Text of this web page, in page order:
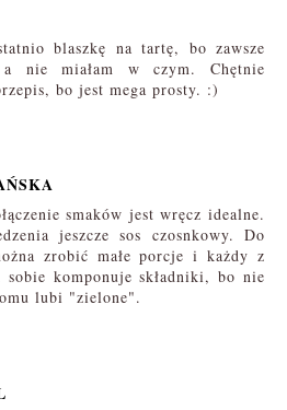
blaszkę na tartę, bo zawsze
a nie miałam w czym. Chętnie
bo jest mega prosty. :)
smaków jest wręcz idealne.
jeszcze sos czosnkowy. Do
zrobić małe porcje i każdy z
sobie komponuje składniki, bo nie
lubi "zielone".